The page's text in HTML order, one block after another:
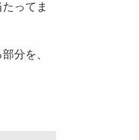
ってま
分を、